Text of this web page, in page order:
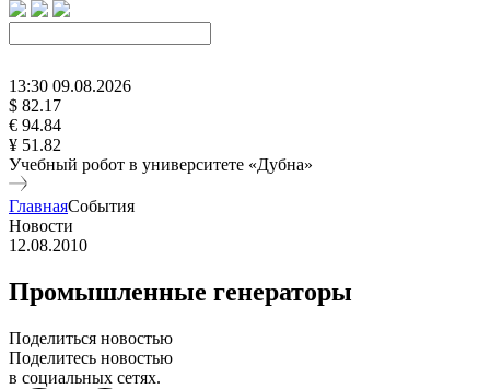
13:30 09.08.2026
$ 82.17
€ 94.84
¥ 51.82
Учебный робот в университете «Дубна»
ГлавнаяСобытия
Новости
12.08.2010
Промышленные генераторы
Поделиться новостью
Поделитесь новостью
в социальных сетях.